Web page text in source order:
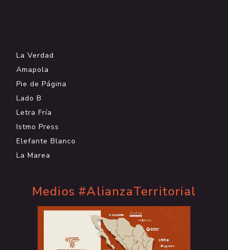
La Verdad
Amapola
Pie de Página
Lado B
Letra Fría
Istmo Press
Elefante Blanco
La Marea
Medios #AlianzaTerritorial